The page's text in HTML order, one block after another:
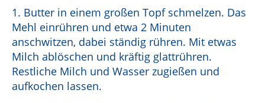
Aktuelle Links
Karriere
1. Butter in einem großen Topf schmelzen. Das
Mehl einrühren und etwa 2 Minuten
anschwitzen, dabei ständig rühren. Mit etwas
Milch ablöschen und kräftig glattrühren.
Restliche Milch und Wasser zugießen und
aufkochen lassen.